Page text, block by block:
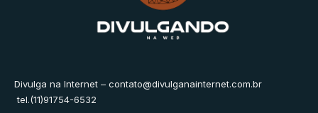
Divulga na Internet – contato@divulganainternet.com.br
tel.(11)91754-6532